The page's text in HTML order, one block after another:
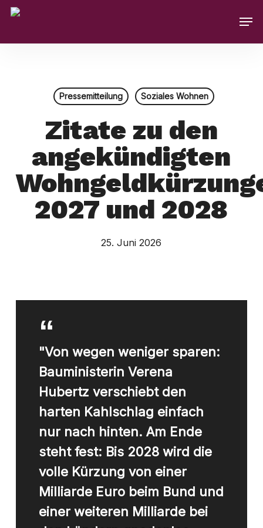
Skip
main
Pressemitteilung Soziales Wohnen
Zitate zu den
angekündigten
2027 und 2028
25. Juni 2026
"Von wegen weniger sparen:
Bauministerin Verena
Hubertz verschiebt den
harten Kahlschlag einfach
nur nach hinten. Am Ende
steht fest: Bis 2028 wird die
volle Kürzung von einer
Milliarde Euro beim Bund und
einer weiteren Milliarde bei